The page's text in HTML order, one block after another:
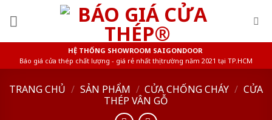
HỆ THỐNG SHOWROOM SAIGONDOOR
Báo giá cửa thép chất lượng - giá rẻ nhất thị trường năm 2021 tại TP.HCM
TRANG CHỦ / SẢN PHẨM / CỬA CHỐNG CHÁY / CỬA
THÉP VÂN GỖ